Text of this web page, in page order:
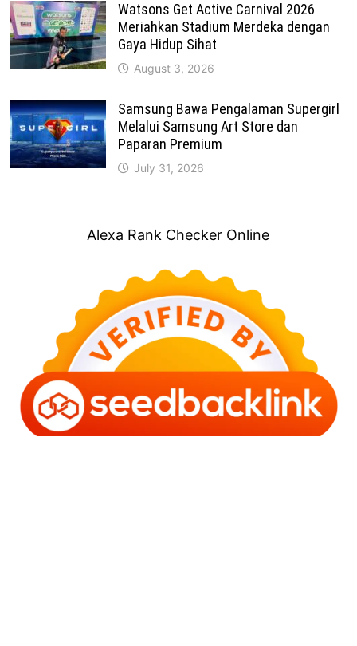
Watsons Get Active Carnival 2026
Meriahkan Stadium Merdeka dengan
Gaya Hidup Sihat
August 3, 2026
Samsung Bawa Pengalaman Supergirl
Melalui Samsung Art Store dan
Paparan Premium
July 31, 2026
Alexa Rank Checker Online